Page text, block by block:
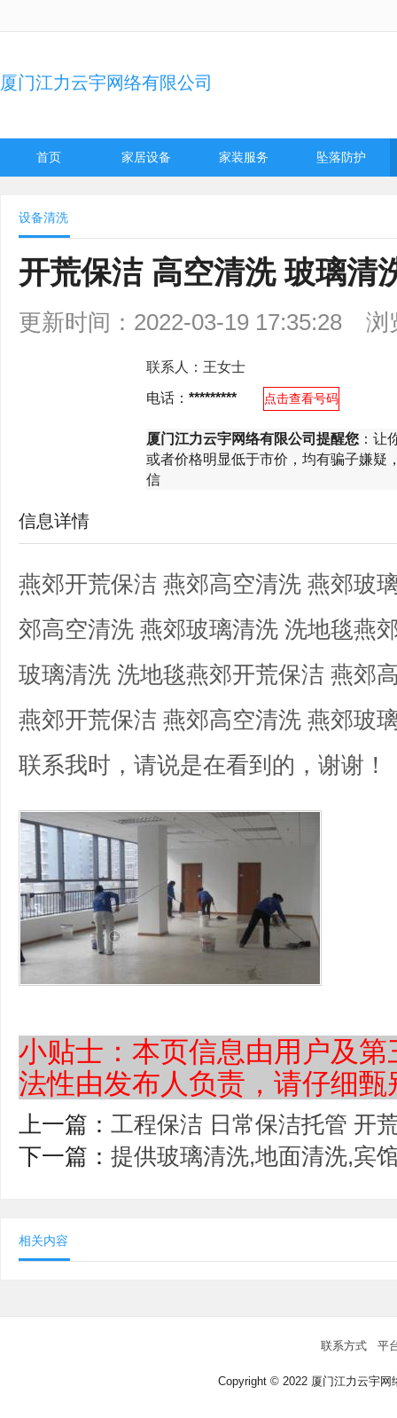
厦门江力云宇网络有限公司
首页 家居设备 家装服务 坠落防护
设备清洗
开荒保洁 高空清洗 玻璃清
更新时间：2022-03-19 17:35:28 浏
联系人： 王女士
电话： ********* 点击查看号码
厦门江力云宇网络有限公司提醒您 ：让
或者价格明显低于市价，均有骗子嫌疑
信
信息详情
燕郊开荒保洁 燕郊高空清洗 燕郊玻
郊高空清洗 燕郊玻璃清洗 洗地毯燕
玻璃清洗 洗地毯燕郊开荒保洁 燕郊
燕郊开荒保洁 燕郊高空清洗 燕郊玻
联系我时，请说是在看到的，谢谢！
小贴士：本页信息由用户及
法性由发布人负责，请仔细甄
上一篇： 工程保洁 日常保洁托管 开
下一篇： 提供玻璃清洗,地面清洗,宾
相关内容
联系方式 平
Copyright © 2022 厦门江力云宇网